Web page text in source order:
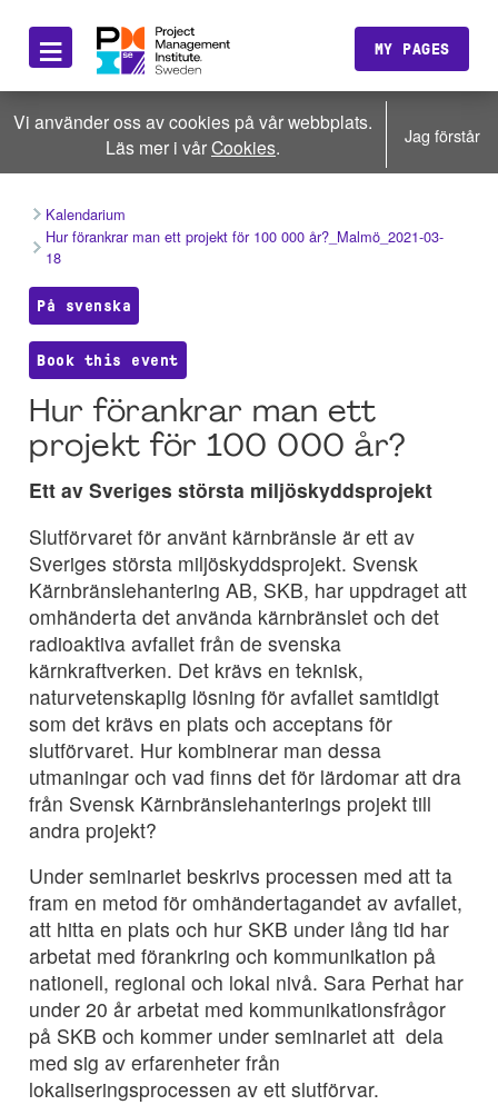
≡ MY PAGES
Vi använder oss av cookies på vår webbplats.
Läs mer i vårCookies. Jag förstår
Kalendarium
Hur förankrar man ett projekt för 100 000 år?_Malmö_2021-03-
18
På svenska
Book this event
Hur förankrar man ett
projekt för 100 000 år?
Ett av Sveriges största miljöskyddsprojekt
Slutförvaret för använt kärnbränsle är ett av
Sveriges största miljöskyddsprojekt. Svensk
Kärnbränslehantering AB, SKB, har uppdraget att
omhänderta det använda kärnbränslet och det
radioaktiva avfallet från de svenska
kärnkraftverken. Det krävs en teknisk,
naturvetenskaplig lösning för avfallet samtidigt
som det krävs en plats och acceptans för
slutförvaret. Hur kombinerar man dessa
utmaningar och vad finns det för lärdomar att dra
från Svensk Kärnbränslehanterings projekt till
andra projekt?
Under seminariet beskrivs processen med att ta
fram en metod för omhändertagandet av avfallet,
att hitta en plats och hur SKB under lång tid har
arbetat med förankring och kommunikation på
nationell, regional och lokal nivå. Sara Perhat har
under 20 år arbetat med kommunikationsfrågor
på SKB och kommer under seminariet att dela
med sig av erfarenheter från
lokaliseringsprocessen av ett slutförvar.